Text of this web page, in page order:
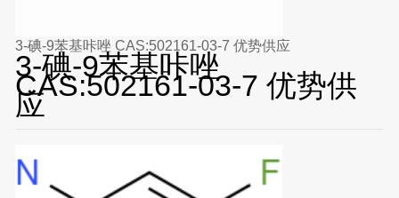
3-碘-9苯基咔唑 CAS:502161-03-7 优势供应
3-碘-9苯基咔唑
CAS:502161-03-7 优势供
应